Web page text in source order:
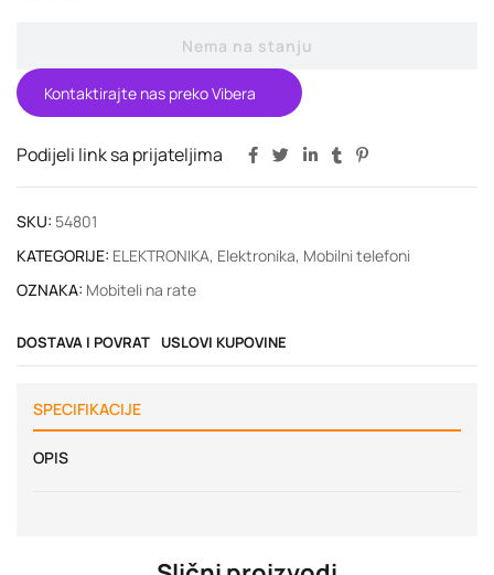
Nema na stanju
Kontaktirajte nas preko Vibera
Podijeli link sa prijateljima
SKU: 54801
KATEGORIJE: ELEKTRONIKA, Elektronika, Mobilni telefoni
OZNAKA: Mobiteli na rate
DOSTAVA I POVRAT USLOVI KUPOVINE
SPECIFIKACIJE
OPIS